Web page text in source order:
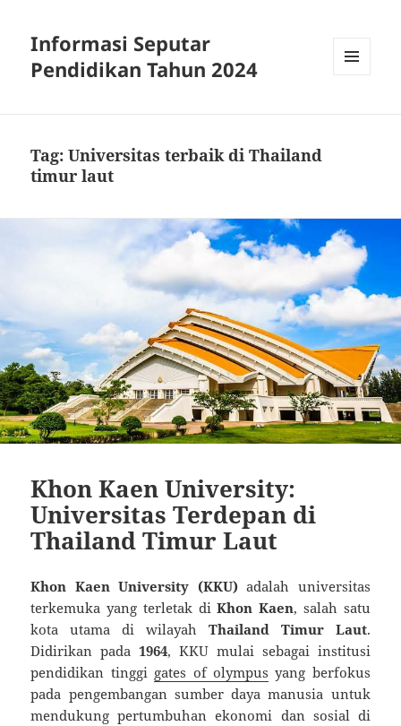
Informasi Seputar
Pendidikan Tahun 2024
Tag:Universitas terbaik di Thailand
timur laut
Khon Kaen University:
Universitas Terdepan di
Thailand Timur Laut
Khon Kaen University (KKU)adalah universitas
terkemuka yang terletak diKhon Kaen, salah satu
kota utama di wilayah Thailand Timur Laut.
Didirikan pada1964, KKU mulai sebagai institusi
pendidikan tinggi gates of olympus yang berfokus
pada pengembangan sumber daya manusia untuk
mendukung pertumbuhan ekonomi dan sosial di